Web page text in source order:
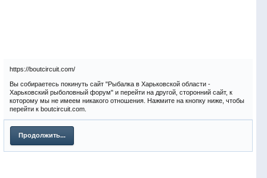
https://boutcircuit.com/
Вы собираетесь покинуть сайт "Рыбалка в Харьковской области -
Харьковский рыболовный форум" и перейти на другой, сторонний сайт, к
которому мы не имеем никакого отношения. Нажмите на кнопку ниже, чтобы
перейти к boutcircuit.com.
Продолжить...